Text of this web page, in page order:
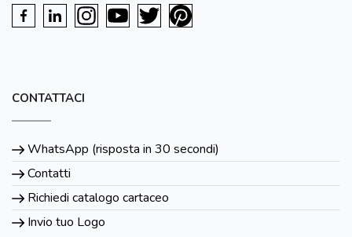
CONTATTACI
WhatsApp (risposta in 30 secondi)
Contatti
Richiedi catalogo cartaceo
Invio tuo Logo